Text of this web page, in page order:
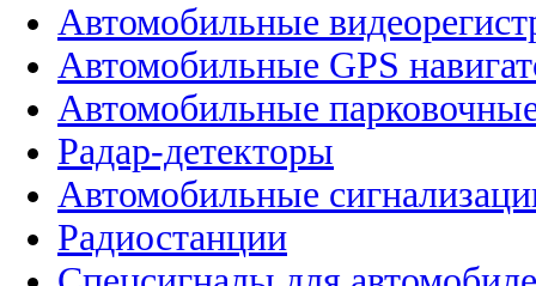
Автомобильные
Автомобильные GPS
Автомобильные
Радар-детекторы
Автомобильные
Радиостанции